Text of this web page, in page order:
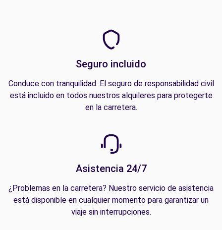
Seguro incluido
Conduce con tranquilidad. El seguro de responsabilidad civil
está incluido en todos nuestros alquileres para protegerte
en la carretera.
Asistencia 24/7
¿Problemas en la carretera? Nuestro servicio de asistencia
está disponible en cualquier momento para garantizar un
viaje sin interrupciones.